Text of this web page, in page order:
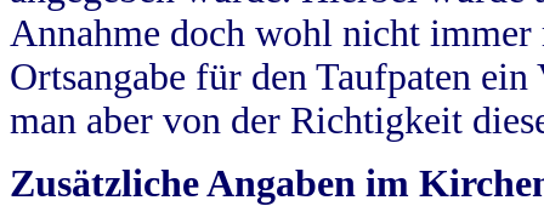
Annahme doch wohl nicht
Ortsangabe für den Taufpaten
man aber von der Richtigkeit
Zusätzliche Angaben im